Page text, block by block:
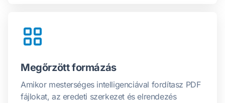
Megőrzött formázás
Amikor mesterséges intelligenciával fordítasz PDF
fájlokat, az eredeti szerkezet és elrendezés